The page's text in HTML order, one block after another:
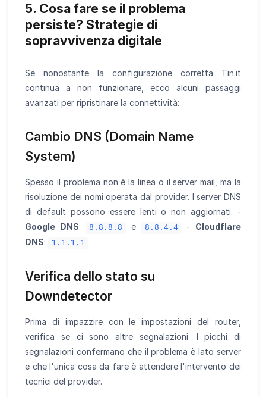
5. Cosa fare se il problema
persiste? Strategie di
sopravvivenza digitale
Se nonostante la configurazione corretta Tin.it
continua a non funzionare, ecco alcuni passaggi
avanzati per ripristinare la connettività:
Cambio DNS (Domain Name
System)
Spesso il problema non è la linea o il server mail, ma la
risoluzione dei nomi operata dal provider. I server DNS
di default possono essere lenti o non aggiornati. -
Google DNS: 8.8.8.8 e 8.8.4.4 - Cloudflare
DNS: 1.1.1.1
Verifica dello stato su
Downdetector
Prima di impazzire con le impostazioni del router,
verifica se ci sono altre segnalazioni. I picchi di
segnalazioni confermano che il problema è lato server
e che l'unica cosa da fare è attendere l'intervento dei
tecnici del provider.